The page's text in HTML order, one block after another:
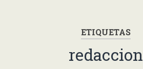
ETIQUETAS
redaccion